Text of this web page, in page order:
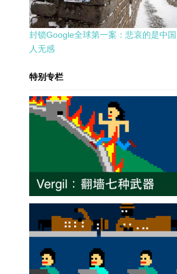
封锁Google全球第一案：悲哀的是中国
人无感
特别专栏